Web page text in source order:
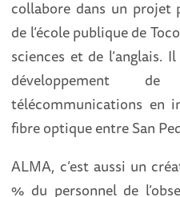
collabore dans un projet
de l’école publique de
sciences et de l’anglais.
développement
télécommunications en
fibre optique entre San
ALMA, c’est aussi un
% du personnel de